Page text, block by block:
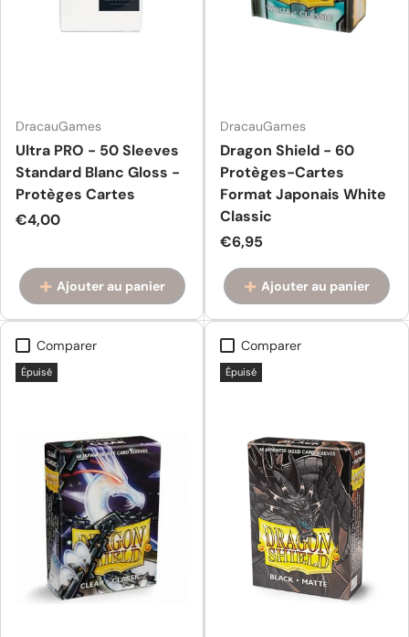
DracauGames
Ultra PRO - 50 Sleeves
Standard Blanc Gloss -
Protèges Cartes
Prix habituel
€4,00
Ajouter au panier
DracauGames
Dragon Shield - 60
Protèges-Cartes
Format Japonais White
Classic
Prix habituel
€6,95
Ajouter au panier
Comparer
Épuisé
Comparer
Épuisé